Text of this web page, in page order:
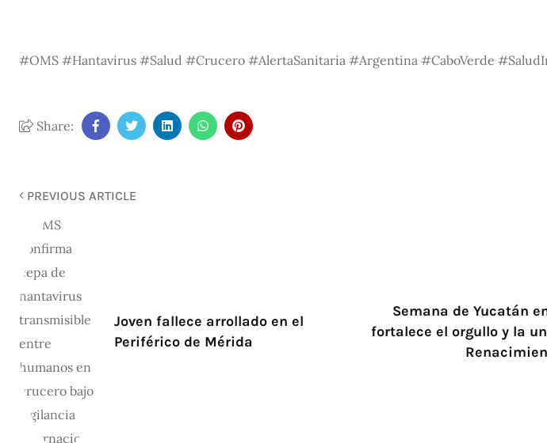
#OMS #Hantavirus #Salud #Crucero #AlertaSanitaria #Argentina #CaboVerde
Share:
PREVIOUS ARTICLE
Joven fallece arrollado en el
Periférico de Mérida
Semana de Yucatán
fortalece el orgullo y la